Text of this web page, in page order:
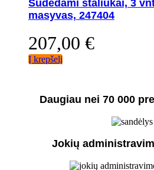
Sudedami staliukai, 3
masyvas, 247404
207,00 €
Į krepšelį
Daugiau nei 70 000
Jokių